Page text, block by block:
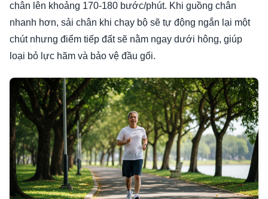
chân lên khoảng 170-180 bước/phút. Khi guồng chân
nhanh hơn, sải chân khi chạy bộ sẽ tự động ngắn lại một
chút nhưng điểm tiếp đất sẽ nằm ngay dưới hông, giúp
loại bỏ lực hãm và bảo vệ đầu gối.